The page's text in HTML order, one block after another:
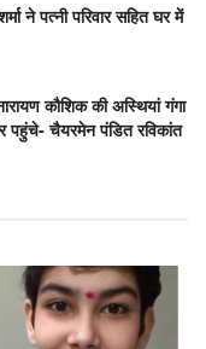
ने पत्नी परिवार सहित घर में
कौशिक की अस्थियां गंगा
पहुंचे- चैयरमेन पंडित रविकांत